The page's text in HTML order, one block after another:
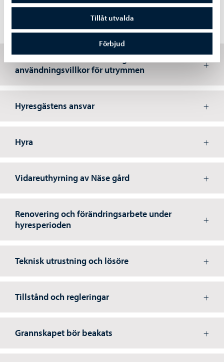
Tillåt utvalda
Förbjud
Livskraftsektorns reserverings- och
användningsvillkor för utrymmen
Hyresgästens ansvar
Hyra
Vidareuthyrning av Näse gård
Renovering och förändringsarbete under
hyresperioden
Teknisk utrustning och lösöre
Tillstånd och regleringar
Grannskapet bör beakats